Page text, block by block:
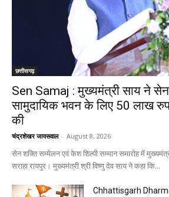
छत्तीसगढ़
Sen Samaj : मुख्यमंत्री साय ने
सामुदायिक भवन के लिए 50 लाख
की
चंद्रशेखर जायसवाल - August 8, 2026
सेन शक्ति सम्मेलन एवं केश शिल्पी सम्मान समारोह में
सराहा रायपुर। मुख्यमंत्री श्री विष्णु देव साय ने कहा कि...
Chhattisgarh